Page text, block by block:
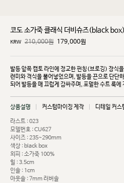
코도 소가죽 클래식 더비슈즈(black box)
KRW 210,000원 179,000원
발등 앞쪽 캡토 라인에 정교한 펀칭(브로깅) 장식
련미와격식을 불어넣었으며, 발등을 끈으로 단단
되어 발등을 매 끄럽게 감싸주며, 포멀한 수트 룩에
상품설명 커스텀마이징 제작 디테일 커스
라스트 : 023
모델번호 : CU627
사이즈 : 235~290mm
색상 : black box
외피 : 소가죽 100%
힐 : 3.5cm
인솔 : 1cm
아웃솔 : 7mm 러버솔